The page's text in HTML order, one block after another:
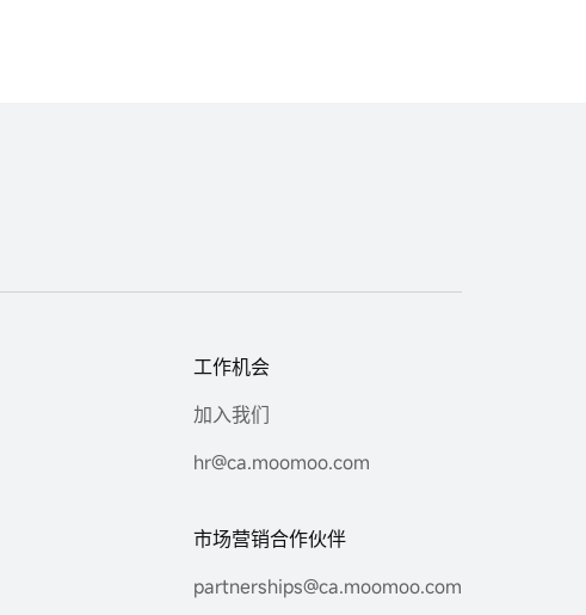
工作机会
加入我们
hr@ca.moomoo.com
市场营销合作伙伴
partnerships@ca.moomoo.com